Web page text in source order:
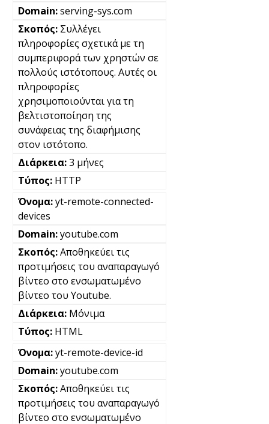
serving-sys.com
Συλλέγει
πληροφορίες σχετικά με τη
συμπεριφορά των χρηστών σε
πολλούς ιστότοπους. Αυτές οι
πληροφορίες
χρησιμοποιούνται για τη
βελτιστοποίηση της
συνάφειας της διαφήμισης
στον ιστότοπο.
3 μήνες
HTTP
yt-remote-connected-
devices
youtube.com
Αποθηκεύει τις
προτιμήσεις του αναπαραγωγό
βίντεο στο ενσωματωμένο
βίντεο του Youtube.
Μόνιμα
HTML
yt-remote-device-id
youtube.com
Αποθηκεύει τις
προτιμήσεις του αναπαραγωγό
βίντεο στο ενσωματωμένο